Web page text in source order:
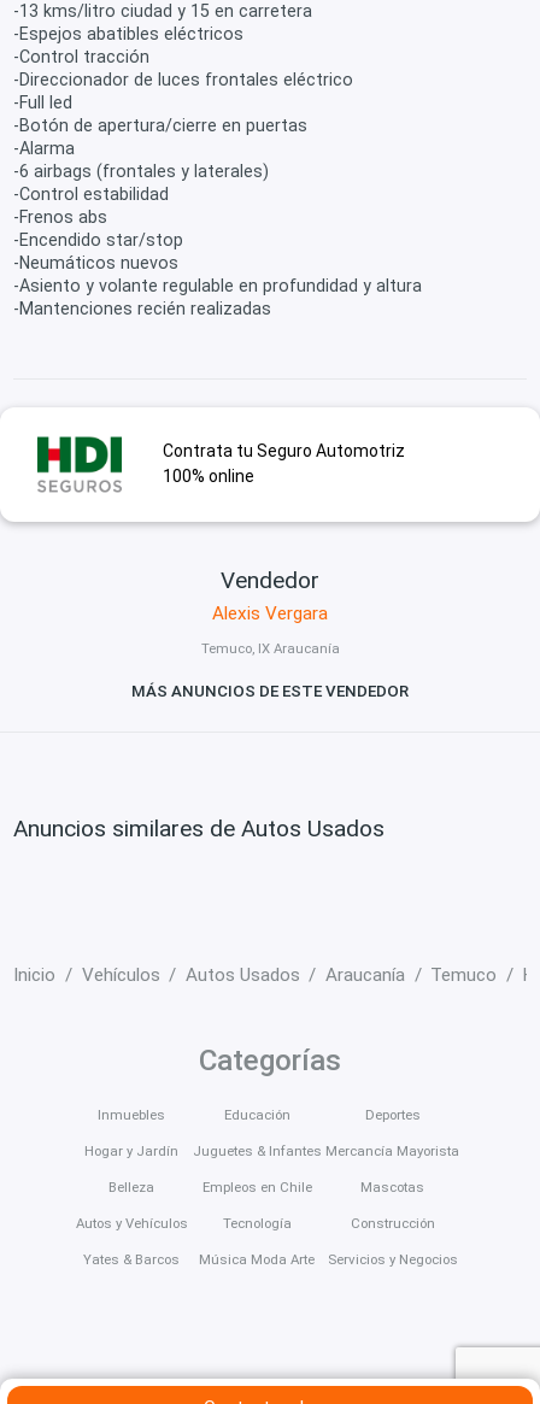
-13 kms/litro ciudad y 15 en carretera
-Espejos abatibles eléctricos
-Control tracción
-Direccionador de luces frontales eléctrico
-Full led
-Botón de apertura/cierre en puertas
-Alarma
-6 airbags (frontales y laterales)
-Control estabilidad
-Frenos abs
-Encendido star/stop
-Neumáticos nuevos
-Asiento y volante regulable en profundidad y altura
-Mantenciones recién realizadas
Contrata tu Seguro Automotriz
100% online
Vendedor
Alexis Vergara
Temuco, IX Araucanía
MÁS ANUNCIOS DE ESTE VENDEDOR
Anuncios similares de Autos Usados
Inicio Vehículos Autos Usados Araucanía Temuco
Categorías
Inmuebles
Hogar y Jardín
Belleza
Autos y Vehículos
Yates & Barcos
Educación
Juguetes & Infantes
Empleos en Chile
Tecnología
Música Moda Arte
Deportes
Mercancía Mayorista
Mascotas
Construcción
Servicios y Negocios